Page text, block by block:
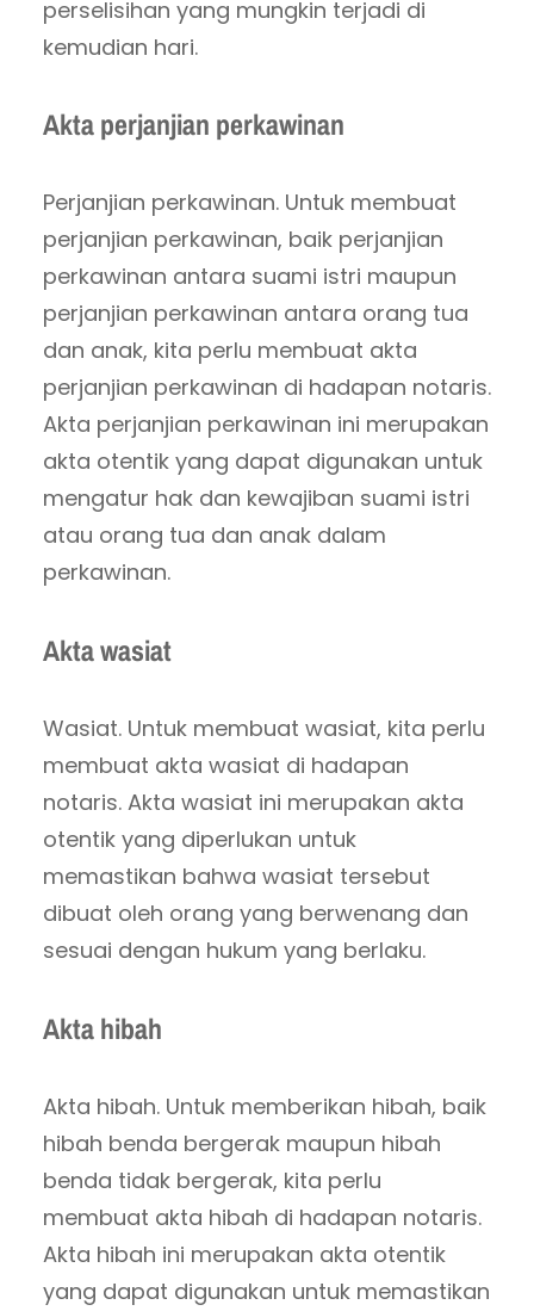
perselisihan yang mungkin terjadi di
kemudian hari.
Akta perjanjian perkawinan
Perjanjian perkawinan. Untuk membuat
perjanjian perkawinan, baik perjanjian
perkawinan antara suami istri maupun
perjanjian perkawinan antara orang tua
dan anak, kita perlu membuat akta
perjanjian perkawinan di hadapan notaris.
Akta perjanjian perkawinan ini merupakan
akta otentik yang dapat digunakan untuk
mengatur hak dan kewajiban suami istri
atau orang tua dan anak dalam
perkawinan.
Akta wasiat
Wasiat. Untuk membuat wasiat, kita perlu
membuat akta wasiat di hadapan
notaris. Akta wasiat ini merupakan akta
otentik yang diperlukan untuk
memastikan bahwa wasiat tersebut
dibuat oleh orang yang berwenang dan
sesuai dengan hukum yang berlaku.
Akta hibah
Akta hibah. Untuk memberikan hibah, baik
hibah benda bergerak maupun hibah
benda tidak bergerak, kita perlu
membuat akta hibah di hadapan notaris.
Akta hibah ini merupakan akta otentik
yang dapat digunakan untuk memastikan